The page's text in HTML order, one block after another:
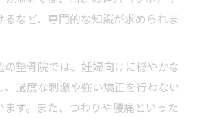
なら鍼灸整骨院で体調改善も安
タニティ整体を鍼灸整骨院で受
のマタニティ整体が安心な理由
など、専門的な知識が求められま
整骨院では、妊婦向けに穏やかな
過度な刺激や強い矯正を行わない
ます。また、つわりや腰痛といった